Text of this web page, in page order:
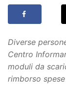
Diverse
Centro
moduli da
rimborso